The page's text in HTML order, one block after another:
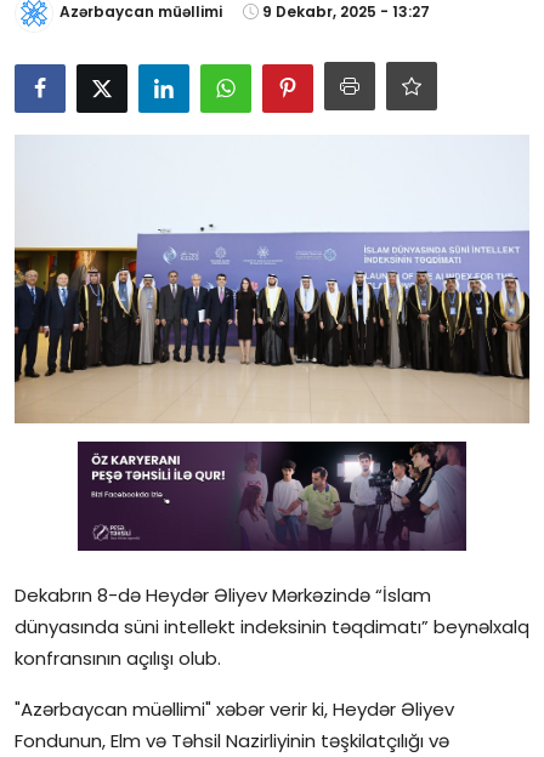
Reklam və elan
Biz kimik?
Bütün xəbərlər
Rəsmi
Təhsil
Müsahibə
Elm və innovasiya
Reportaj
Pedaqogika
Regionlar
Qəzetin PDF arxivi
Azərbaycan müəllimi 9 Dekabr, 2025 - 13:27
Dekabrın 8-də Heydər Əliyev Mərkəzində “İslam
dünyasında süni intellekt indeksinin təqdimatı” beynəlxalq
konfransının açılışı olub.
"Azərbaycan müəllimi" xəbər verir ki, Heydər Əliyev
Fondunun, Elm və Təhsil Nazirliyinin təşkilatçılığı və